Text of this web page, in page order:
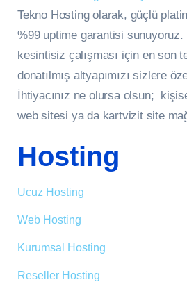
Tekno Hosting olarak, güçlü
%99 uptime garantisi
kesintisiz çalışması için en son
donatılmış altyapımızı sizlere
İhtiyacınız ne olursa olsun;
web sitesi ya da kartvizit site
Hosting
Ucuz Hosting
Web Hosting
Kurumsal Hosting
Reseller Hosting